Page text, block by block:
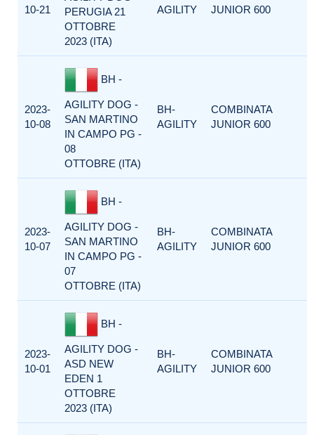
10-21
PERUGIA 21
OTTOBRE
2023 (ITA)
AGILITY
JUNIOR 600
2023-
10-08
BH -
AGILITY DOG -
SAN MARTINO
IN CAMPO PG -
08
OTTOBRE (ITA)
BH-
AGILITY
COMBINATA
JUNIOR 600
2023-
10-07
BH -
AGILITY DOG -
SAN MARTINO
IN CAMPO PG -
07
OTTOBRE (ITA)
BH-
AGILITY
COMBINATA
JUNIOR 600
2023-
10-01
BH -
AGILITY DOG -
ASD NEW
EDEN 1
OTTOBRE
2023 (ITA)
BH-
AGILITY
COMBINATA
JUNIOR 600